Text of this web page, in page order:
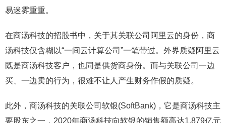
易迷雾重重。
在商汤科技的招股书中，关于其关联公司阿里云的身份，商
汤科技仅含糊以“一间云计算公司”一笔带过。外界质疑阿里云
既是商汤科技客户，也同是供货商身份。而与关联公司一边
买、一边卖的行为，很难不让人产生财务作假的质疑。
此外，商汤科技的关联公司软银(SoftBank)，它是商汤科技主
要股东之一，2020年商汤科技向软银的销售额高达1.879亿元